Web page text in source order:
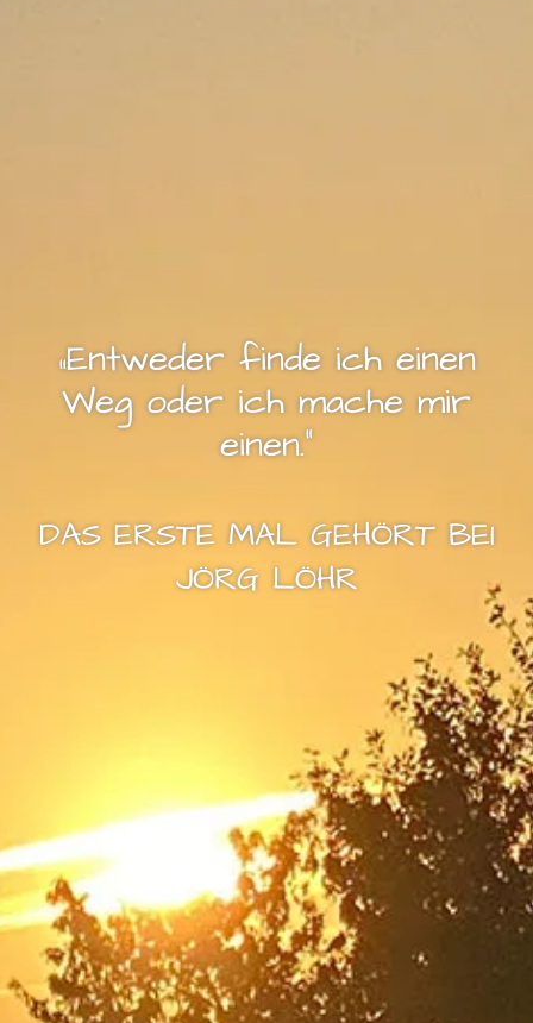
„Entweder finde ich einen
Weg oder ich mache mir
einen.”
DAS ERSTE MAL GEHÖRT BEI
JÖRG LÖHR